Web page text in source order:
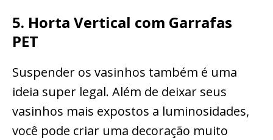
5. Horta Vertical com Garrafas
PET
Suspender os vasinhos também é uma
ideia super legal. Além de deixar seus
vasinhos mais expostos a luminosidades,
você pode criar uma decoração muito